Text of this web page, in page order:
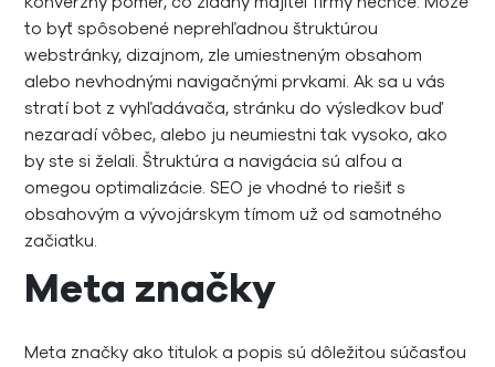
to byť spôsobené neprehľadnou štruktúrou
webstránky, dizajnom, zle umiestneným obsahom
alebo nevhodnými navigačnými prvkami. Ak sa u vás
stratí bot z vyhľadávača, stránku do výsledkov buď
nezaradí vôbec, alebo ju neumiestni tak vysoko, ako
by ste si želali. Štruktúra a navigácia sú alfou a
omegou optimalizácie. SEO je vhodné to riešiť s
obsahovým a vývojárskym tímom už od samotného
začiatku.
Meta značky
Meta značky ako titulok a popis sú dôležitou súčasťou